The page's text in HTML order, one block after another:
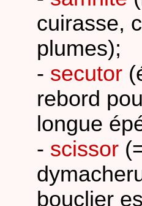
cuirasse,
plumes);
- secutor
rebord
longue
- scissor
bouclier